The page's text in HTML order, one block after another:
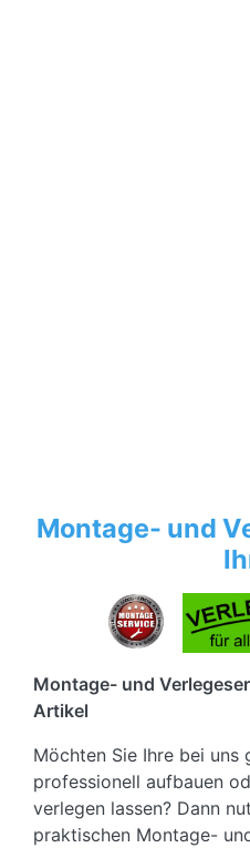
Montage- und
Montage- und
Artikel
Möchten Sie Ihre bei uns
professionell aufbauen
verlegen lassen? Dann
praktischen Montage-